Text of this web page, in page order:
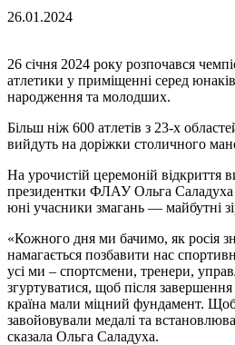
26.01.2024
26 січня 2024 року розпочався
атлетики у приміщенні серед
народження та молодших.
Більш ніж 600 атлетів з 23-х
вийдуть на доріжки столичного
На урочистій церемоній відкриття
президентки ФЛАУ Ольга Саладуха
юні учасники змагань — майбутні
«Кожного дня ми бачимо, як росія
намагається позбавити нас
усі ми – спортсмени, тренери,
згуртуватися, щоб після
країна мали міцний фундамент.
завойовували медалі та
сказала Ольга Саладуха.